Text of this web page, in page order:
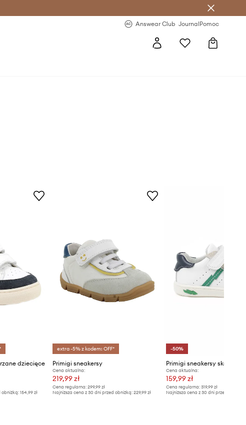
Answear Club JournalPomoc
dziecięce
obniżką: 154,99 zł
extra -5% z kodem: OFF*
Primigi sneakersy
Cena aktualna:
219,99 zł
Cena regularna:299,99 zł
Najniższa cena z 30 dni przed obniżką:229,99 zł
-50%
Primigi sneakersy skórzane
Cena aktualna:
159,99 zł
Cena regularna: 319,99 zł
Najniższa cena z 30 dni przed obniżką: